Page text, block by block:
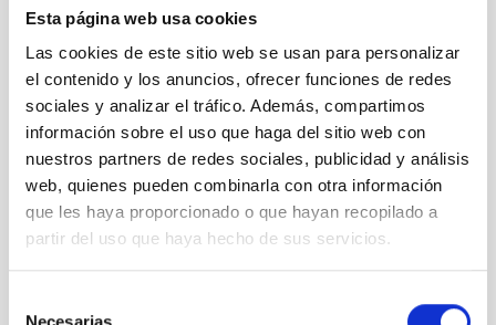
Esta página web usa cookies
Las cookies de este sitio web se usan para personalizar
el contenido y los anuncios, ofrecer funciones de redes
sociales y analizar el tráfico. Además, compartimos
información sobre el uso que haga del sitio web con
nuestros partners de redes sociales, publicidad y análisis
web, quienes pueden combinarla con otra información
que les haya proporcionado o que hayan recopilado a
partir del uso que haya hecho de sus servicios.
Necesarias
PERFIL DEL PUESTO
TÉCNICO/A
NIVEL ESPAÑOL MÁSTER (MECES 3)
ESPECIALIDAD
ÓPTICA
PROMOCIÓN INTERNA
NO
PS-2026-019 BASES CONVOCATORIA
ANEXO III SOLICITUD